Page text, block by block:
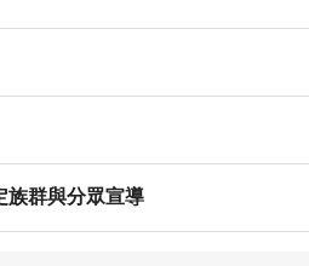
族群與分眾宣導